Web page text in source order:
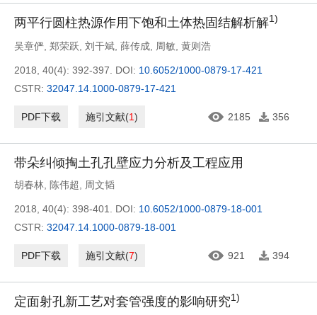
两平行圆柱热源作用下饱和土体热固结解析解1)
吴章俨 郑荣跃 刘干斌 薛传成 周敏 黄则浩
2018, 40(4): 392-397. DOI: 10.6052/1000-0879-17-421
CSTR: 32047.14.1000-0879-17-421
PDF下载 施引文献(1) 2185 356
带朵纠倾掏土孔孔壁应力分析及工程应用
胡春林 陈伟超 周文韬
2018, 40(4): 398-401. DOI: 10.6052/1000-0879-18-001
CSTR: 32047.14.1000-0879-18-001
PDF下载 施引文献(7) 921 394
定面射孔新工艺对套管强度的影响研究1)